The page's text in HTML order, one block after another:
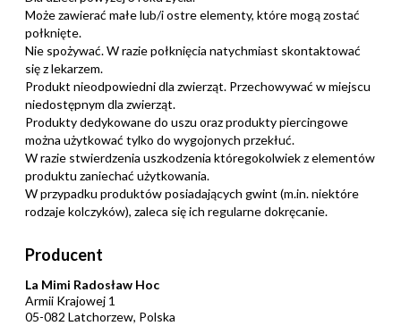
Może zawierać małe lub/i ostre elementy, które mogą zostać
połknięte.
Nie spożywać. W razie połknięcia natychmiast skontaktować
się z lekarzem.
Produkt nieodpowiedni dla zwierząt. Przechowywać w miejscu
niedostępnym dla zwierząt.
Produkty dedykowane do uszu oraz produkty piercingowe
można użytkować tylko do wygojonych przekłuć.
W razie stwierdzenia uszkodzenia któregokolwiek z elementów
produktu zaniechać użytkowania.
W przypadku produktów posiadających gwint (m.in. niektóre
rodzaje kolczyków), zaleca się ich regularne dokręcanie.
Producent
La Mimi Radosław Hoc
Armii Krajowej 1
05-082 Latchorzew, Polska